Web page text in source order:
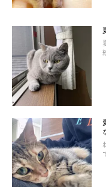
ねこのきもち投稿写真ギャラリー
外にいる猫でも、家猫の
ようです。もしその光
観察してみてください